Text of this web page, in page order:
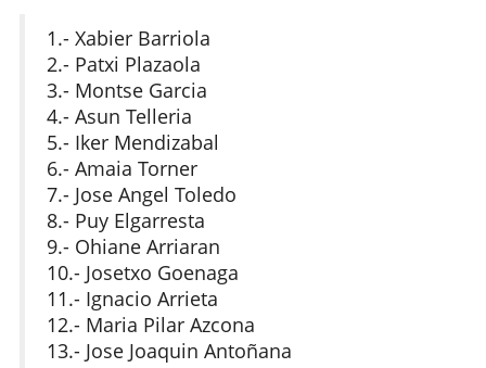
1.- Xabier Barriola
2.- Patxi Plazaola
3.- Montse Garcia
4.- Asun Telleria
5.- Iker Mendizabal
6.- Amaia Torner
7.- Jose Angel Toledo
8.- Puy Elgarresta
9.- Ohiane Arriaran
10.- Josetxo Goenaga
11.- Ignacio Arrieta
12.- Maria Pilar Azcona
13.- Jose Joaquin Antoñana